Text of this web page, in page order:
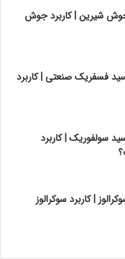
شیرین | کاربرد جوش
فسفریک صنعتی | کاربرد
سولفوریک | کاربرد
| کاربرد سوکرالوز